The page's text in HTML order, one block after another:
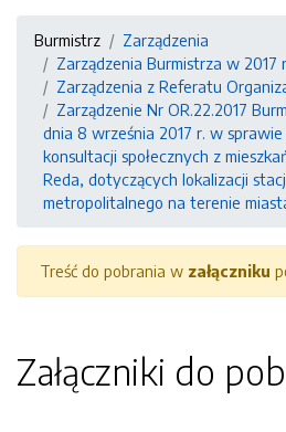
Burmistrz
Zarządzenia
Zarządzenia Burmistrza w 2017
Zarządzenia z Referatu
Zarządzenie Nr OR.22.2017
dnia 8 września 2017 r. w
konsultacji społecznych z
Reda, dotyczących lokalizacji
metropolitalnego na terenie
Treść do pobrania w załączniku
Załączniki do